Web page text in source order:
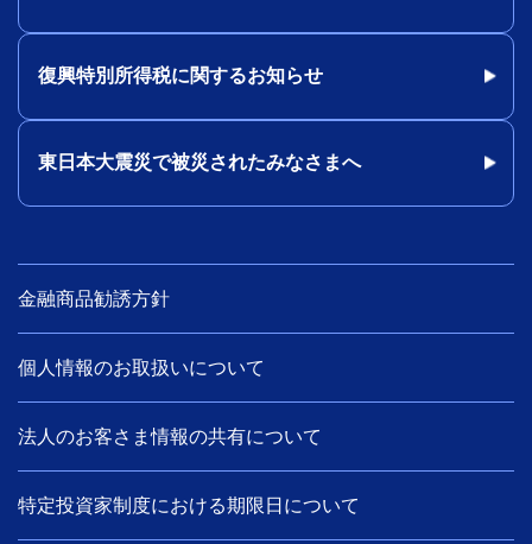
復興特別所得税に関するお知らせ
東日本大震災で被災されたみなさまへ
金融商品勧誘方針
個人情報のお取扱いについて
法人のお客さま情報の共有について
特定投資家制度における期限日について